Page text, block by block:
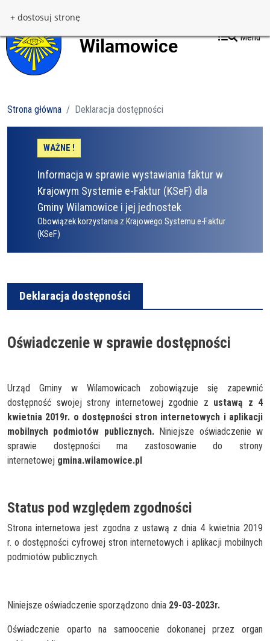
+ dostosuj stronę
Menu
Strona główna Deklaracja dostępności
WAŻNE !
Informacja w sprawie wystawiania faktur w
Krajowym Systemie e-Faktur (KSeF) dla
Gminy Wilamowice i jej jednostek
Obowiązek korzystania z Krajowego Systemu e-Faktur
(KSeF)
Deklaracja dostępności
Oświadczenie w sprawie dostępności
Urząd Gminy w Wilamowicach zobowiązuje się zapewnić
dostępność swojej strony internetowej zgodnie z ustawą z 4
kwietnia 2019r. o dostępności stron internetowych i aplikacji
mobilnych podmiotów publicznych.Niniejsze oświadczenie w
sprawie dostępności ma zastosowanie do strony
internetowej gmina.wilamowice.pl
Status pod względem zgodności
Strona internetowa jest zgodna z ustawą z dnia 4 kwietnia 2019
r. o dostępności cyfrowej stron internetowych i aplikacji mobilnych
podmiotów publicznych.
Niniejsze oświadczenie sporządzono dnia 29-03-2023r.
Oświadczenie oparto na samoocenie dokonanej przez organ